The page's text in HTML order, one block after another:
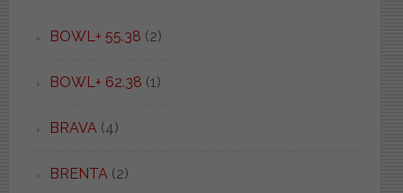
BOWL+ 55.38 (2)
BOWL+ 62.38 (1)
BRAVA (4)
BRENTA (2)